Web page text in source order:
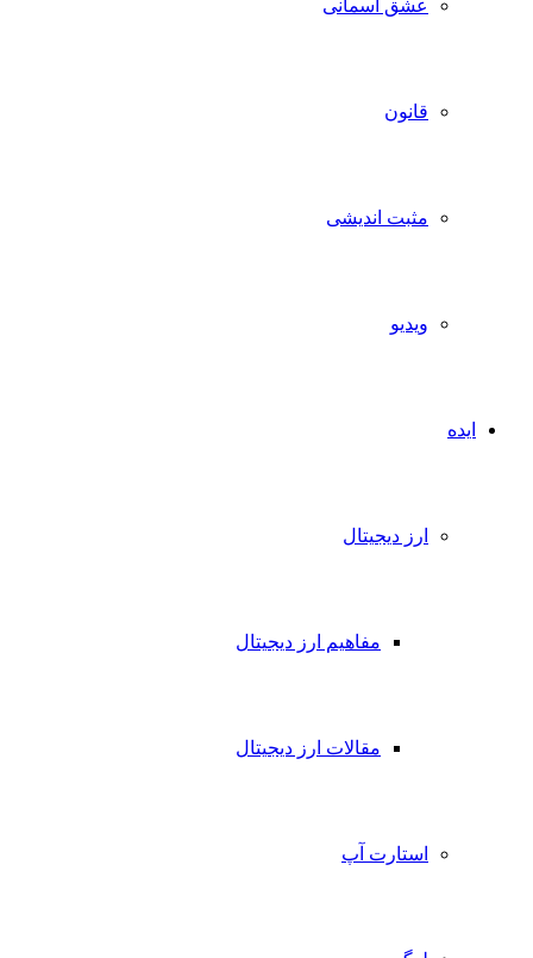
عشق آسمانی
قانون
مثبت اندیشی
ویدیو
ایده
ارز دیجیتال
مفاهیم ارز دیجیتال
مقالات ارز دیجیتال
استارت آپ